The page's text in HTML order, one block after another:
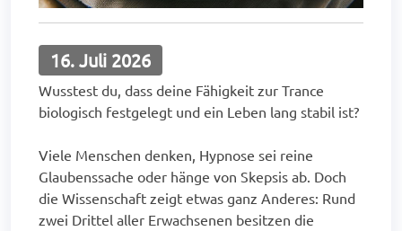
16. Juli 2026
Wusstest du, dass deine Fähigkeit zur Trance
biologisch festgelegt und ein Leben lang stabil ist?
Viele Menschen denken, Hypnose sei reine
Glaubenssache oder hänge von Skepsis ab. Doch
die Wissenschaft zeigt etwas ganz Anderes: Rund
zwei Drittel aller Erwachsenen besitzen die